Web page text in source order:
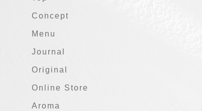
Concept
Menu
Journal
Original
Online Store
Aroma